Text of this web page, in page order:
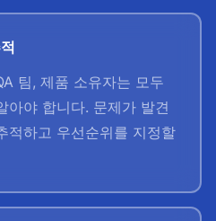
팀, 제품 소유자는 모두
아야 합니다. 문제가 발견
적하고 우선순위를 지정할